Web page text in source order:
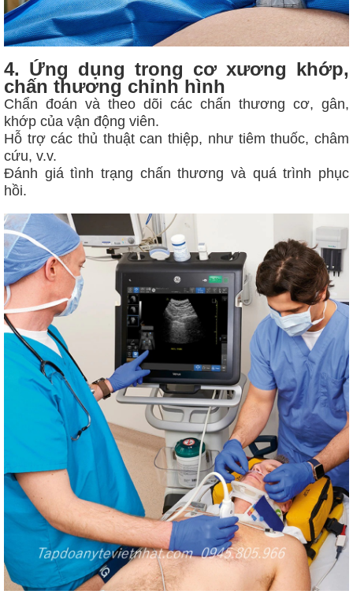
4. Ứng dụng trong cơ xương khớp,
chấn thương chỉnh hình
Chẩn đoán và theo dõi các chấn thương cơ, gân,
khớp của vận động viên.
Hỗ trợ các thủ thuật can thiệp, như tiêm thuốc, châm
cứu, v.v.
Đánh giá tình trạng chấn thương và quá trình phục
hồi.